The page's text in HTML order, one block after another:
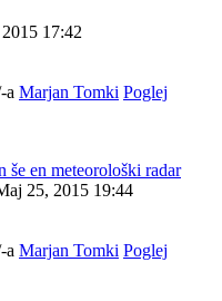
17:42
a Marjan Tomki Poglej
še en meteorološki radar
25, 2015 19:44
a Marjan Tomki Poglej